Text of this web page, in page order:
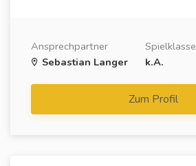
Ansprechpartner
Sebastian Langer
Spielklasse
k.A.
Zum Profil